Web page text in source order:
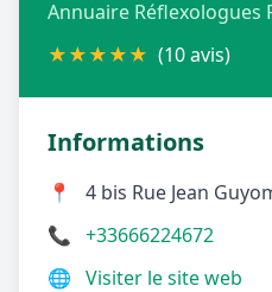
Annuaire Réflexologues
★★★★★ (10 avis)
Informations
📍
4 bis Rue Jean
📞 +33666224672
🌐 Visiter le site web